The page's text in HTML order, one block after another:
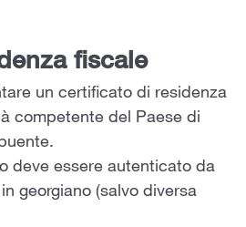
fiscale
un certificato di residenza
competente del Paese di
deve essere autenticato da
georgiano (salvo diversa